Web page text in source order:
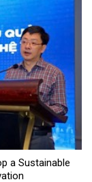
a Sustainable